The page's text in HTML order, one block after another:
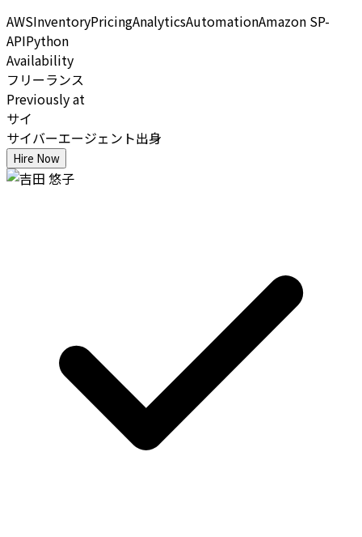
AWSInventoryPricingAnalyticsAutomationAmazon SP-
APIPython
Availability
フリーランス
Previously at
サイ
サイバーエージェント出身
Hire Now